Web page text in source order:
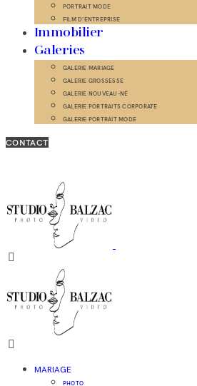
PORTRAIT MODE
FILM D’ENTREPRISE
Immobilier
Galeries
GALERIE MARIAGE
GALERIE GROSSESSE
GALERIE NOUVEAU-NÉ
GALERIE PORTRAITS CORPORATE
GALERIE PORTRAIT MODE
CONTACT
MARIAGE
PHOTO